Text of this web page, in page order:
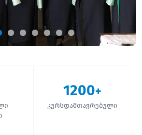
1200+
კურსდამთავრებული